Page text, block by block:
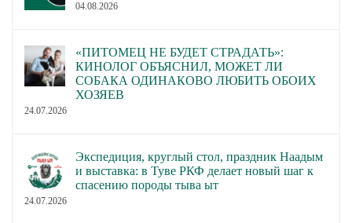
04.08.2026
«ПИТОМЕЦ НЕ БУДЕТ СТРАДАТЬ»:
КИНОЛОГ ОБЪЯСНИЛ, МОЖЕТ ЛИ
СОБАКА ОДИНАКОВО ЛЮБИТЬ ОБОИХ
ХОЗЯЕВ
24.07.2026
Экспедиция, круглый стол, праздник Наадым
и выставка: в Туве РКФ делает новый шаг к
спасению породы тыва ыт
24.07.2026